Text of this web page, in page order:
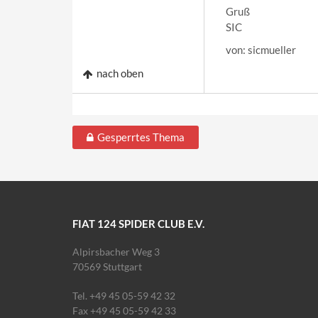
Gruß
SIC
von: sicmueller
nach oben
Gesperrtes Thema
FIAT 124 SPIDER CLUB E.V.
Alpirsbacher Weg 3
70569 Stuttgart
Tel. +49 45 05-59 42 32
Fax +49 45 05-59 42 33